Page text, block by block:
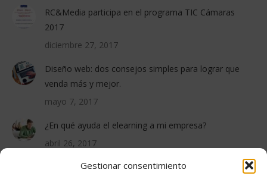
Gestionar consentimiento
RC&Media participa en el programa TIC Cámaras
2017
diciembre 27, 2017
Diseño web: dos consejos simples para lograr que
venda más y mejor.
mayo 7, 2017
¿En qué ayuda el elearning a mi empresa?
abril 26, 2017